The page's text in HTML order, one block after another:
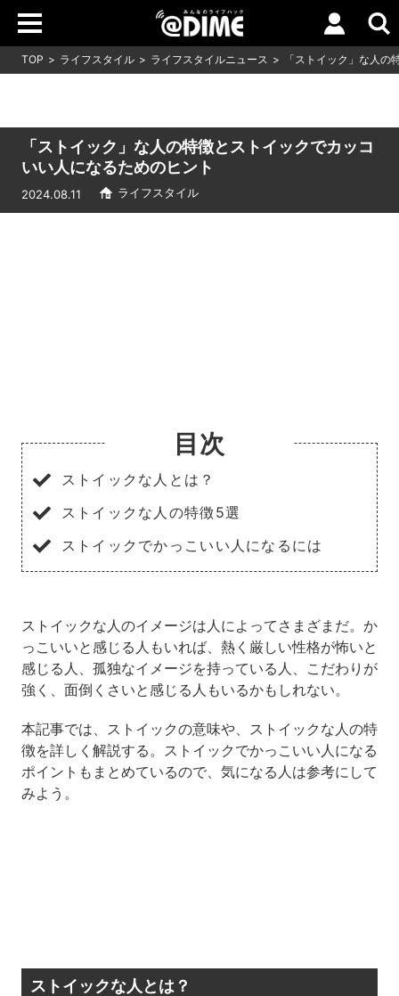
TOP ライフスタイル ライフスタイルニュース 「ストイック」な人
「ストイック」な人の特徴とストイックでカッコ
いい人になるためのヒント
2024.08.11 ライフスタイル
目次
ストイックな人とは？
ストイックな人の特徴5選
ストイックでかっこいい人になるには
ストイックな人のイメージは人によってさまざまだ。か
っこいいと感じる人もいれば、熱く厳しい性格が怖いと
感じる人、孤独なイメージを持っている人、こだわりが
強く、面倒くさいと感じる人もいるかもしれない。
本記事では、ストイックの意味や、ストイックな人の特
徴を詳しく解説する。ストイックでかっこいい人になる
ポイントもまとめているので、気になる人は参考にして
みよう。
ストイックな人とは？